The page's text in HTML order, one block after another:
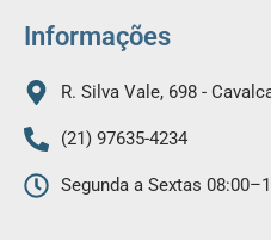
m
Informações
R. Silva Vale, 698 -
(21) 97635-4234
Segunda a Sextas